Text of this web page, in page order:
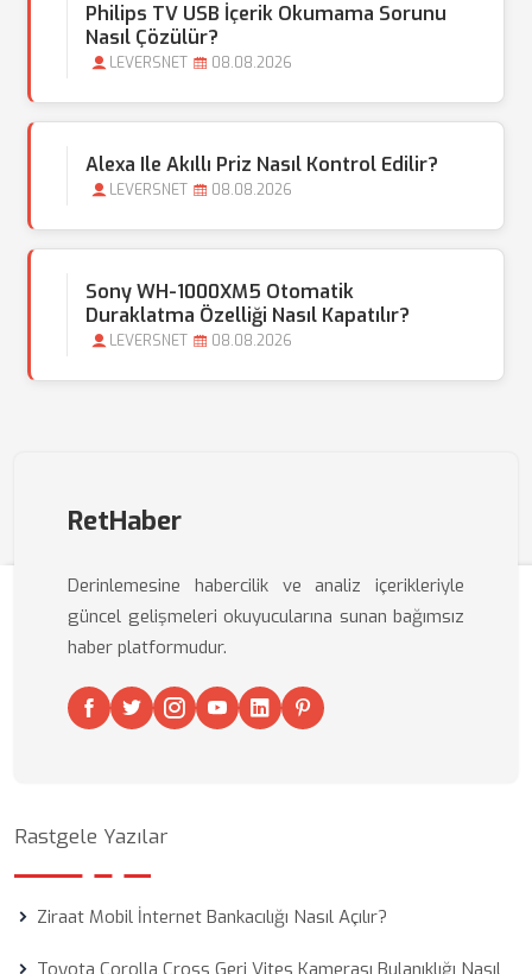
Philips TV USB İçerik Okumama Sorunu
Nasıl Çözülür?
LEVERSNET 08.08.2026
Alexa Ile Akıllı Priz Nasıl Kontrol Edilir?
LEVERSNET 08.08.2026
Sony WH-1000XM5 Otomatik
Duraklatma Özelliği Nasıl Kapatılır?
LEVERSNET 08.08.2026
RetHaber
Derinlemesine habercilik ve analiz içerikleriyle
güncel gelişmeleri okuyucularına sunan bağımsız
haber platformudur.
Rastgele Yazılar
Ziraat Mobil İnternet Bankacılığı Nasıl Açılır?
Toyota Corolla Cross Geri Vites Kamerası Bulanıklığı Nasıl